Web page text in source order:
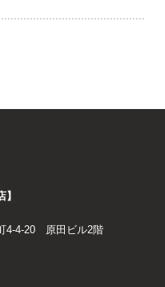
4-4-20 原田ビル2階